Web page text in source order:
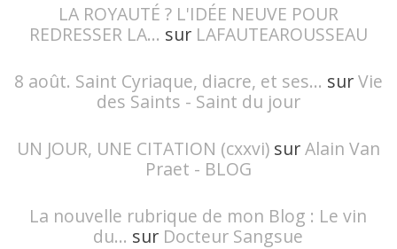
LA ROYAUTÉ ? L'IDÉE NEUVE POUR
REDRESSER LA... sur LAFAUTEAROUSSEAU
8 août. Saint Cyriaque, diacre, et ses... surVie
des Saints - Saint du jour
UN JOUR, UNE CITATION (cxxvi)surAlain Van
Praet - BLOG
La nouvelle rubrique de mon Blog : Le vin
du... sur Docteur Sangsue